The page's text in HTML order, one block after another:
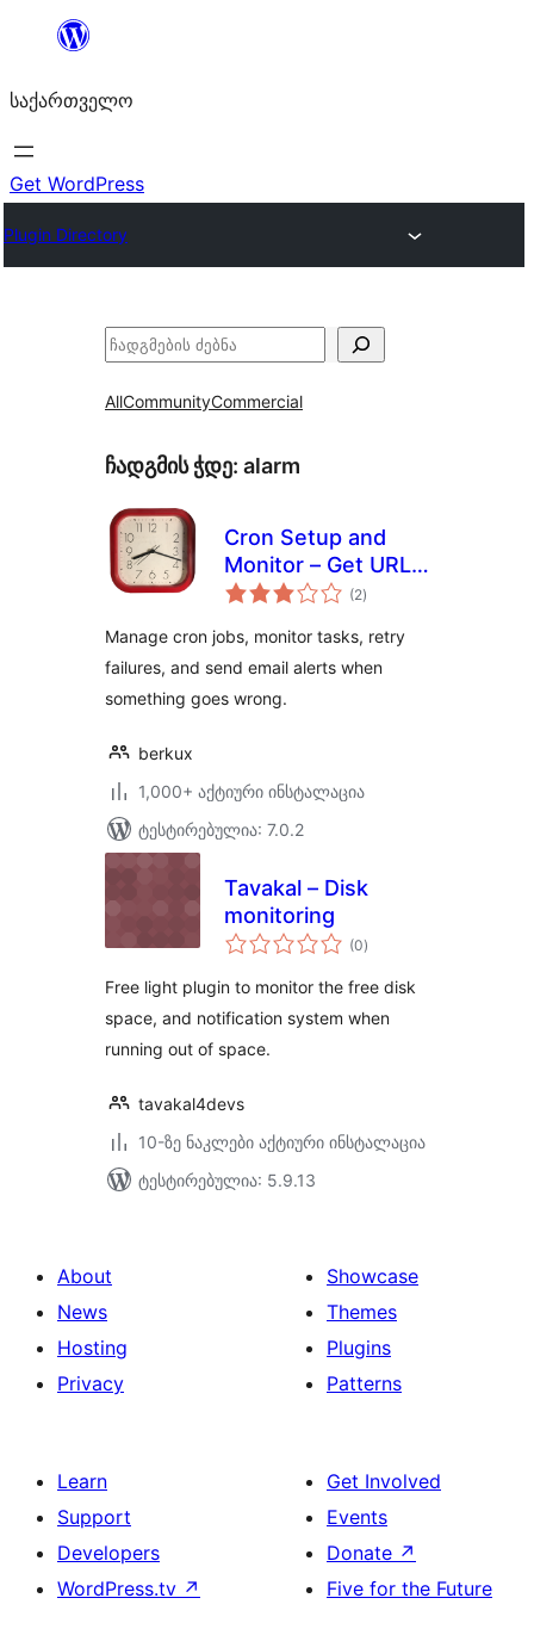
შიგთავსზე
საქართველო
Get WordPress
Plugin Directory
ძებნა
AllCommunityCommercial
ჩადგმის ჭდე: alarm
Cron Setup and
Monitor – Get URL
Cron
(2საერთო
რეიტინგი
)
Manage cron jobs, monitor tasks, retry
failures, and send email alerts when
something goes wrong.
berkux
1,000+ აქტიური ინსტალაცია
ტესტირებულია: 7.0.2
Tavakal – Disk
monitoring
(0საერთო
რეიტინგი
)
Free light plugin to monitor the free disk
space, and notification system when
running out of space.
tavakal4devs
10-ზე ნაკლები აქტიური ინსტალაცია
ტესტირებულია: 5.9.13
About
News
Hosting
Privacy
Showcase
Themes
Plugins
Patterns
Learn
Support
Developers
WordPress.tv ↗
Get Involved
Events
Donate ↗
Five for the Future